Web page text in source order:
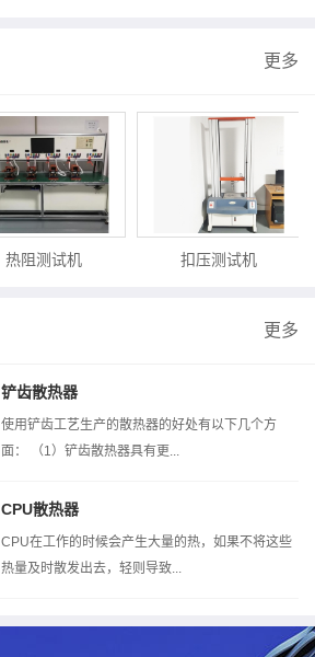
更多
热阻测试机 扣压测试机
更多
铲齿散热器
使用铲齿工艺生产的散热器的好处有以下几个方
面： （1）铲齿散热器具有更...
CPU散热器
CPU在工作的时候会产生大量的热，如果不将这些
热量及时散发出去，轻则导致...